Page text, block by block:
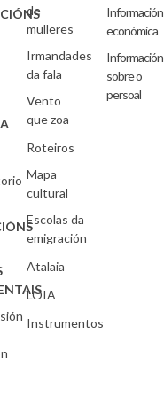
de
mulleres
Irmandades
da fala
Vento
que zoa
Roteiros
Mapa
cultural
Escolas da
emigración
Atalaia
LOIA
Instrumentos
Información
económica
Información
sobre o
persoal